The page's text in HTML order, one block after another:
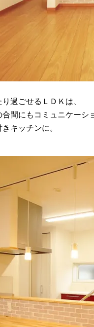
過ごせるＬＤＫは、
合間にもコミュニケーシ
キッチンに。